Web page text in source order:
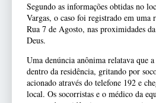
Segundo as informações obtidas no
Vargas, o caso foi registrado em uma
Rua 7 de Agosto, nas proximidades
Deus.
Uma denúncia anônima relatava que
dentro da residência, gritando por
acionado através do telefone 192 e
local. Os socorristas e o médico da